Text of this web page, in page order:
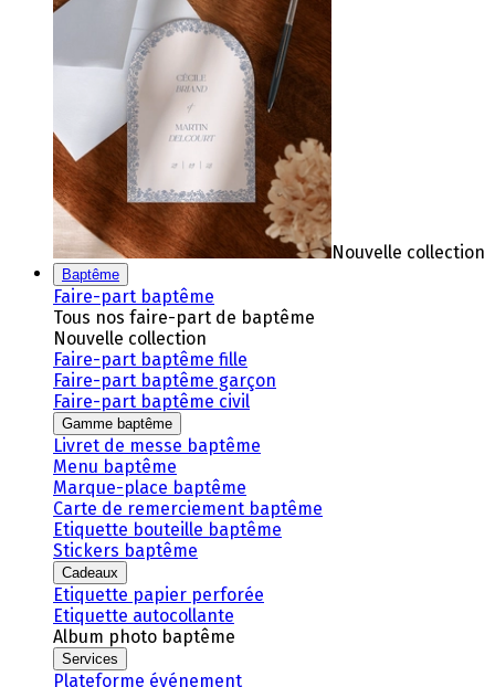
Nouvelle collection
Baptême
Faire-part baptême
Tous nos faire-part de baptême
Nouvelle collection
Faire-part baptême fille
Faire-part baptême garçon
Faire-part baptême civil
Gamme baptême
Livret de messe baptême
Menu baptême
Marque-place baptême
Carte de remerciement baptême
Etiquette bouteille baptême
Stickers baptême
Cadeaux
Etiquette papier perforée
Etiquette autocollante
Album photo baptême
Services
Plateforme événement